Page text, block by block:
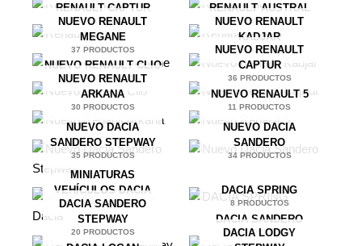
RENAULT CAPTUR
16 PRODUCTOS
RENAULT AUSTRAL
1 PRODUCTO
NUEVO RENAULT
MEGANE
37 PRODUCTOS
NUEVO RENAULT
KADJAR
26 PRODUCTOS
NUEVO RENAULT CLIO
32 PRODUCTOS
NUEVO RENAULT
CAPTUR
36 PRODUCTOS
NUEVO RENAULT
ARKANA
30 PRODUCTOS
NUEVO RENAULT 5
11 PRODUCTOS
NUEVO DACIA
SANDERO STEPWAY
35 PRODUCTOS
NUEVO DACIA
SANDERO
34 PRODUCTOS
MINIATURAS
VEHÍCULOS DACIA
4 PRODUCTOS
DACIA SPRING
8 PRODUCTOS
DACIA SANDERO
STEPWAY
20 PRODUCTOS
DACIA SANDERO
26 PRODUCTOS
DACIA LODGY